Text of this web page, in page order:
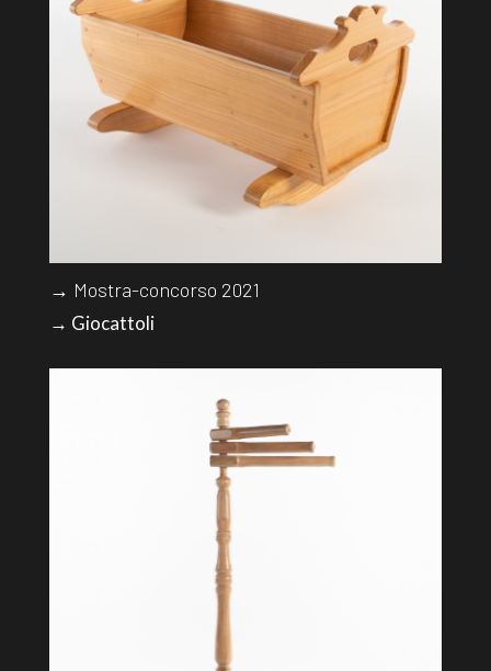
→ Mostra-concorso 2021
→ Giocattoli